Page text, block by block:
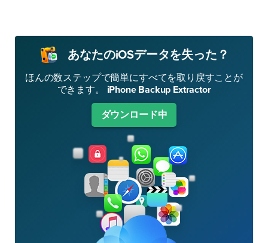
あなたのiOSデータを失った？
ほんの数ステップで簡単にすべてを取り戻すことが
できます。 iPhone Backup Extractor
ダウンロード中